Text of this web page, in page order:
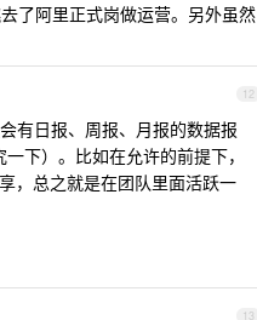
了阿里正式岗做运营。另外虽然
12
有日报、周报、月报的数据报
下）。比如在允许的前提下，
，总之就是在团队里面活跃一
13